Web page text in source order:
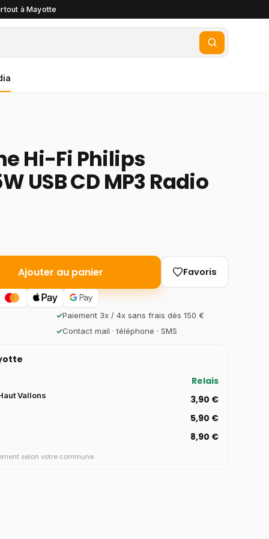
à Mayotte
Hi-Fi Philips
USB CD MP3 Radio
Ajouter au panier Favoris
✓Paiement 3x / 4x sans frais dès 150 €
✓Contact mail · téléphone · SMS
Relais
Vallons 3,90 €
5,90 €
8,90 €
selon votre commune.